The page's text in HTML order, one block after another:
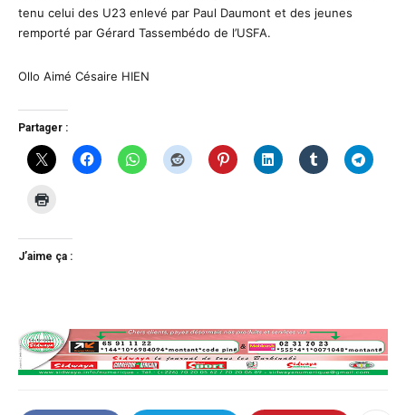
tenu celui des U23 enlevé par Paul Daumont et des jeunes
remporté par Gérard Tassembédo de l’USFA.
Ollo Aimé Césaire HIEN
Partager :
J’aime ça :